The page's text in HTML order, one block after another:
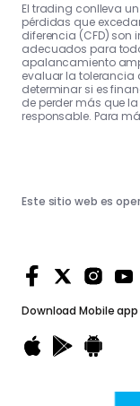
El trading conlleva
pérdidas que
diferencia (CFD) son
adecuados para
apalancamiento
evaluar la tolerancia
determinar si es
de perder más que
responsable. Para
Download Mobile app
Este sitio web es